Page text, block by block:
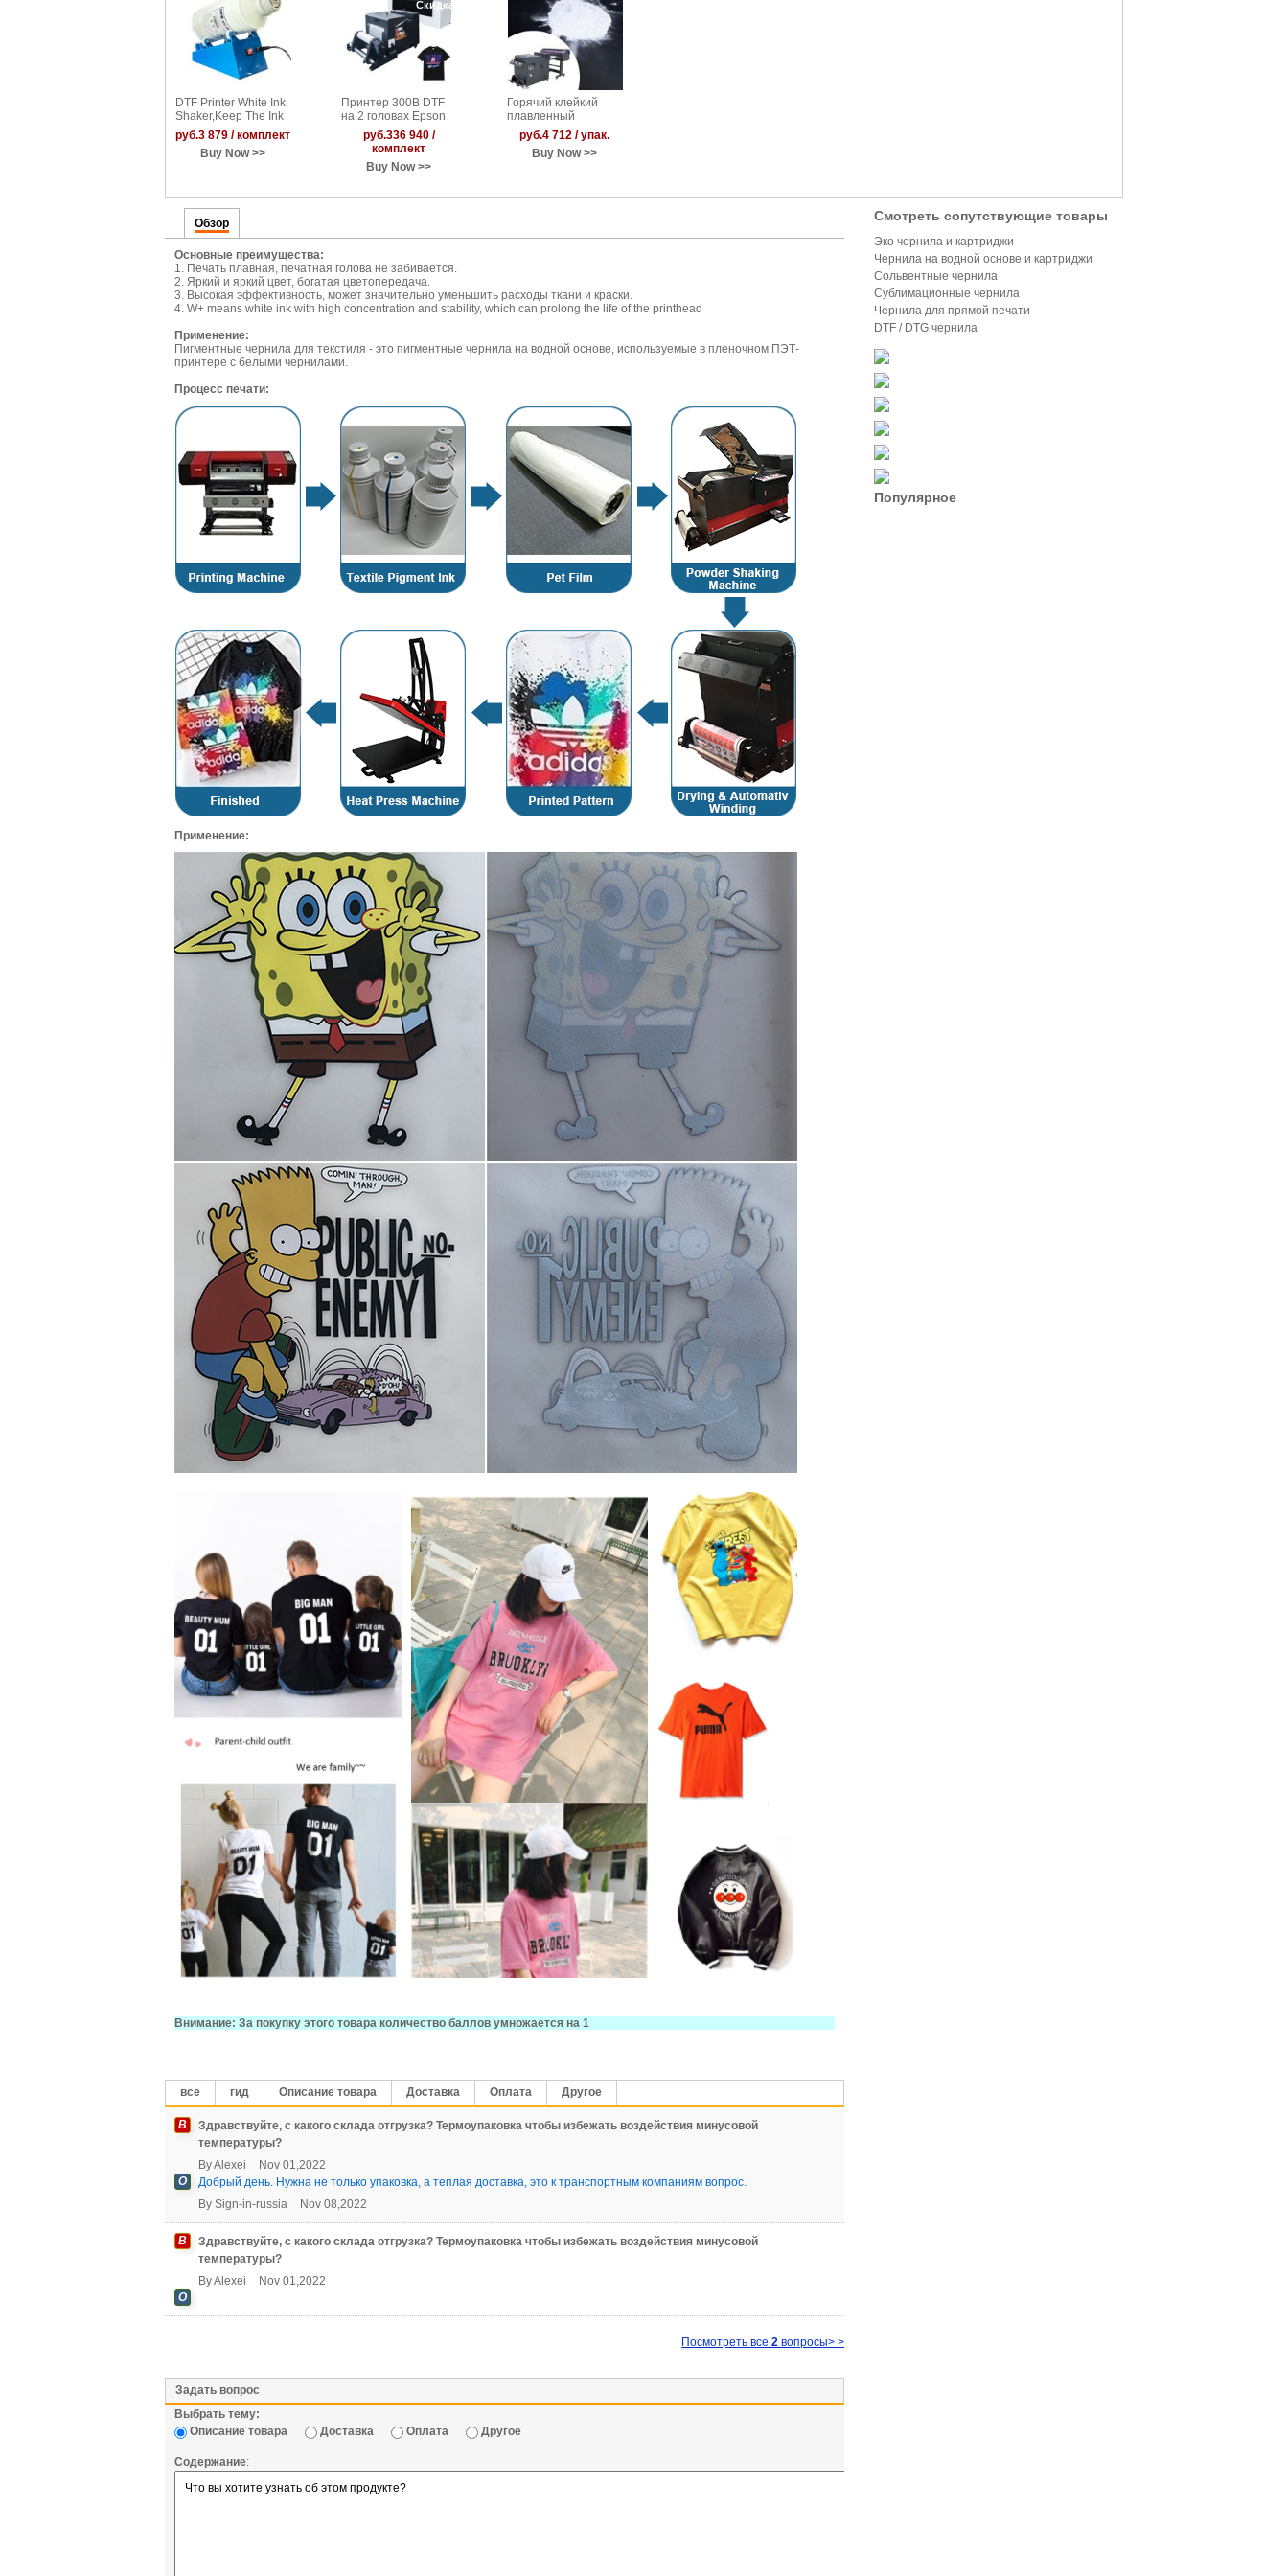
DTF Printer White Ink
Shaker,Keep The Ink
From Depositing
руб.3 879 / комплект
Buy Now >>
Принтер 300B DTF
на 2 головах Epson
XP600 с шейкером и
сушкой
руб.336 940 /
комплект
Buy Now >>
Скидка
Горячий клейкий
плавленный
порошок для
термопереносной
печати
руб.4 712 / упак.
Buy Now >>
Обзор
Основные преимущества:
1. Печать плавная, печатная голова не забивается.
2. Яркий и яркий цвет, богатая цветопередача.
3. Высокая эффективность, может значительно уменьшить расходы ткани и краски.
4. W+ means white ink with high concentration and stability, which can prolong the life of the printhead
Применение:
Пигментные чернила для текстиля - это пигментные чернила на водной основе, используемые в пленочном ПЭТ-
принтере с белыми чернилами.
Процесс печати:
Применение:
Внимание: За покупку этого товара количество баллов умножается на 1
все гид Описание товара Доставка Оплата Другое
В
Здравствуйте, с какого склада отгрузка? Термоупаковка чтобы избежать воздействия минусовой
температуры?
ByAlexei
Nov 01,2022
О
Добрый день. Нужна не только упаковка, а теплая доставка, это к транспортным компаниям вопрос.
By Sign-in-russia Nov 08,2022
В
Здравствуйте, с какого склада отгрузка? Термоупаковка чтобы избежать воздействия минусовой
температуры?
ByAlexei
Nov 01,2022
О
Посмотреть все 2 вопросы> >
Задать вопрос
Выбрать тему:
Описание товара
Доставка Оплата Другое
Содержание:
Смотреть сопутствующие товары
Эко чернила и картриджи
Чернила на водной основе и картриджи
Сольвентные чернила
Сублимационные чернила
Чернила для прямой печати
DTF / DTG чернила
Популярное